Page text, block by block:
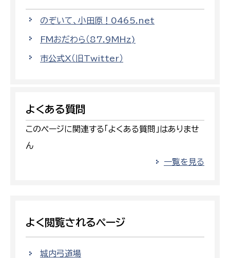
のぞいて、小田原！0465.net
FMおだわら（87.9MHz)
市公式X（旧Twitter）
よくある質問
このページに関連する「よくある質問」はありませ
ん
一覧を見る
よく閲覧されるページ
城内弓道場